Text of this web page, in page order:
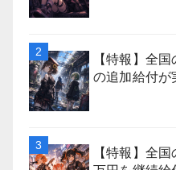
【特報】全
の追加給付が
【特報】全